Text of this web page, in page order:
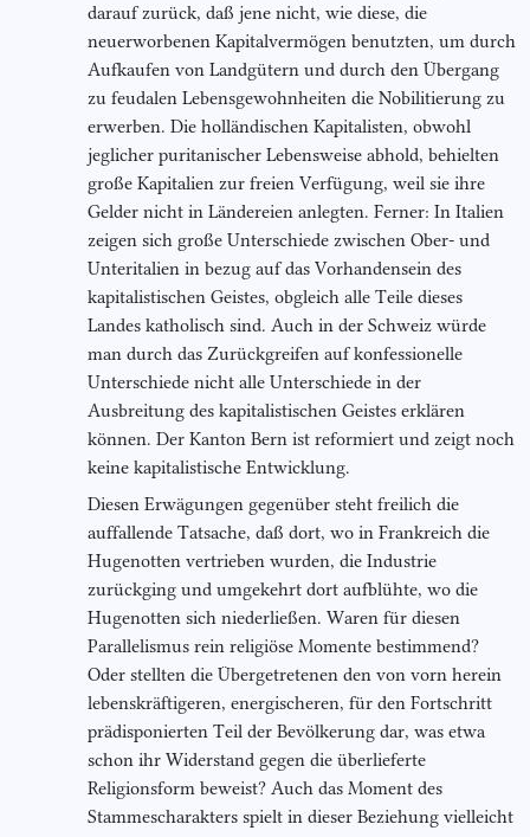
darauf zurück, daß jene nicht, wie diese, die
neuerworbenen Kapitalvermögen benutzten, um durch
Aufkaufen von Landgütern und durch den Übergang
zu feudalen Lebensgewohnheiten die Nobilitierung zu
erwerben. Die holländischen Kapitalisten, obwohl
jeglicher puritanischer Lebensweise abhold, behielten
große Kapitalien zur freien Verfügung, weil sie ihre
Gelder nicht in Ländereien anlegten. Ferner: In Italien
zeigen sich große Unterschiede zwischen Ober- und
Unteritalien in bezug auf das Vorhandensein des
kapitalistischen Geistes, obgleich alle Teile dieses
Landes katholisch sind. Auch in der Schweiz würde
man durch das Zurückgreifen auf konfessionelle
Unterschiede nicht alle Unterschiede in der
Ausbreitung des kapitalistischen Geistes erklären
können. Der Kanton Bern ist reformiert und zeigt noch
keine kapitalistische Entwicklung.
Diesen Erwägungen gegenüber steht freilich die
auffallende Tatsache, daß dort, wo in Frankreich die
Hugenotten vertrieben wurden, die Industrie
zurückging und umgekehrt dort aufblühte, wo die
Hugenotten sich niederließen. Waren für diesen
Parallelismus rein religiöse Momente bestimmend?
Oder stellten die Übergetretenen den von vorn herein
lebenskräftigeren, energischeren, für den Fortschritt
prädisponierten Teil der Bevölkerung dar, was etwa
schon ihr Widerstand gegen die überlieferte
Religionsform beweist? Auch das Moment des
Stammescharakters spielt in dieser Beziehung vielleicht